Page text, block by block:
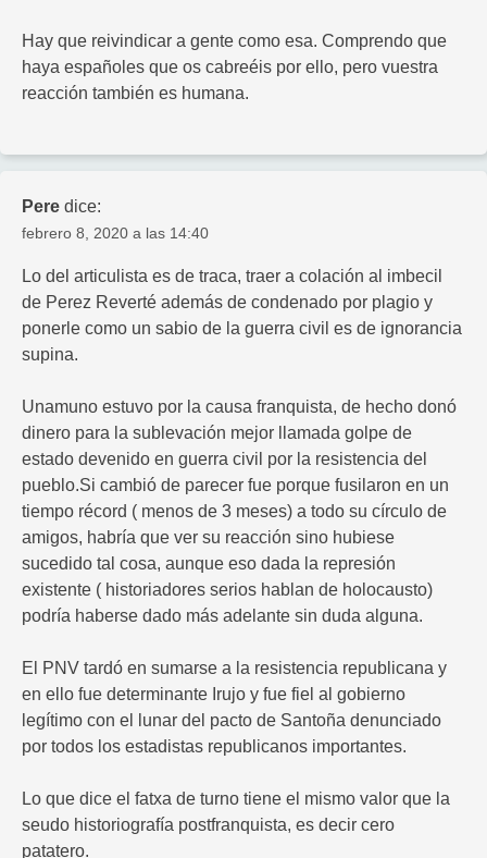
Hay que reivindicar a gente como esa. Comprendo que
haya españoles que os cabreéis por ello, pero vuestra
reacción también es humana.
Pere dice:
febrero 8, 2020 a las 14:40
Lo del articulista es de traca, traer a colación al imbecil
de Perez Reverté además de condenado por plagio y
ponerle como un sabio de la guerra civil es de ignorancia
supina.
Unamuno estuvo por la causa franquista, de hecho donó
dinero para la sublevación mejor llamada golpe de
estado devenido en guerra civil por la resistencia del
pueblo.Si cambió de parecer fue porque fusilaron en un
tiempo récord ( menos de 3 meses) a todo su círculo de
amigos, habría que ver su reacción sino hubiese
sucedido tal cosa, aunque eso dada la represión
existente ( historiadores serios hablan de holocausto)
podría haberse dado más adelante sin duda alguna.
El PNV tardó en sumarse a la resistencia republicana y
en ello fue determinante Irujo y fue fiel al gobierno
legítimo con el lunar del pacto de Santoña denunciado
por todos los estadistas republicanos importantes.
Lo que dice el fatxa de turno tiene el mismo valor que la
seudo historiografía postfranquista, es decir cero
patatero.